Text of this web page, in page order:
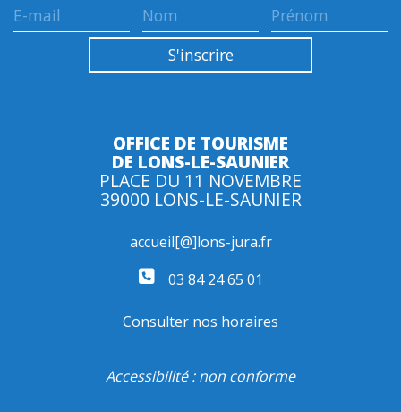
OFFICE DE TOURISME
DE LONS-LE-SAUNIER
PLACE DU 11 NOVEMBRE
39000 LONS-LE-SAUNIER
accueil[@]lons-jura.fr
03 84 24 65 01
Consulter nos horaires
Accessibilité : non conforme